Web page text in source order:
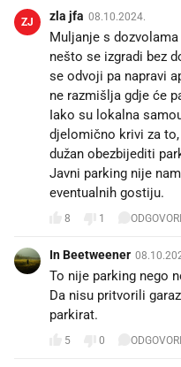
ZJ zla jfa 08.10.2024.
Muljanje s
nešto se izgradi bez
se odvoji pa napravi
ne razmišlja gdje će
Iako su lokalna
djelomično krivi za
dužan obezbijediti
Javni parking nije
eventualnih gostiju.
8 1
In Beetweener
To nije parking nego
Da nisu pritvorili
parkirat.
5 0